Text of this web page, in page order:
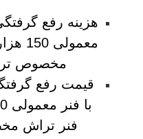
هزینه رفع
مخصوص تراش 300
قیمت رفع
فنر تراش مخصوص 500